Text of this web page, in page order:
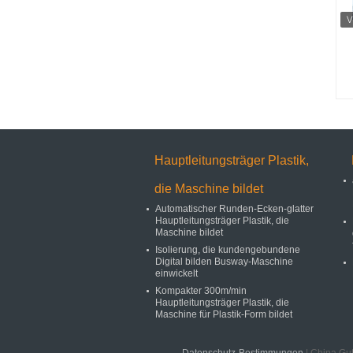
Hauptleitungsträger Plastik,
die Maschine bildet
Automatischer Runden-Ecken-glatter
Hauptleitungsträger Plastik, die
Maschine bildet
Isolierung, die kundengebundene
Digital bilden Busway-Maschine
einwickelt
Kompakter 300m/min
Hauptleitungsträger Plastik, die
Maschine für Plastik-Form bildet